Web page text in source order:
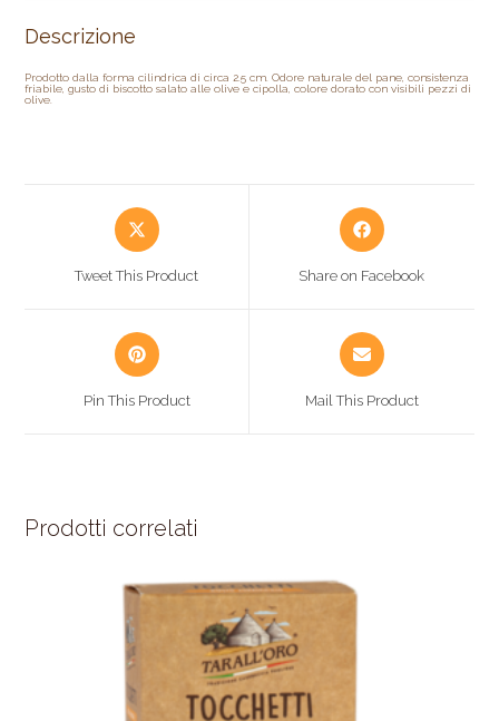
Descrizione
Prodotto dalla forma cilindrica di circa 2.5 cm. Odore naturale del pane, consistenza
friabile, gusto di biscotto salato alle olive e cipolla, colore dorato con visibili pezzi di
olive.
Tweet This Product Share on Facebook
Pin This Product Mail This Product
Prodotti correlati